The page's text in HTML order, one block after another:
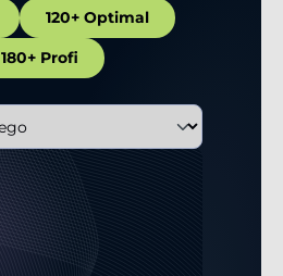
120+ Optimal
180+ Profi